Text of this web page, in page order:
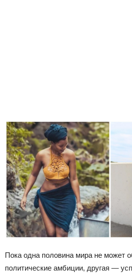
Пока одна половина мира не может
политические амбиции, другая —